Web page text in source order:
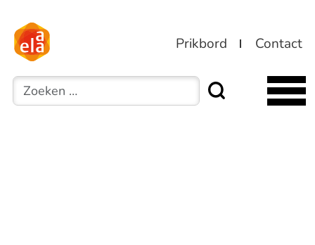
Prikbord Contact
Zoeken